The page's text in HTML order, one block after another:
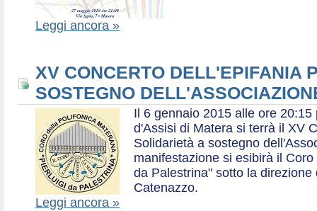
Leggi ancora »
XV CONCERTO DELL'EPIFANIA
SOSTEGNO
Il 6 gennaio 2015 alle ore
d'Assisi di Matera si terrà il XV
Solidarietà a sostegno
manifestazione si esibirà il
da Palestrina" sotto la
Catenazzo.
Leggi ancora »